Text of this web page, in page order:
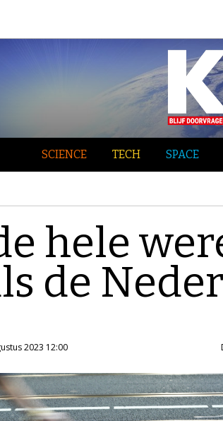
SCIENCE TECH SPACE
hele
de
2023 12:00